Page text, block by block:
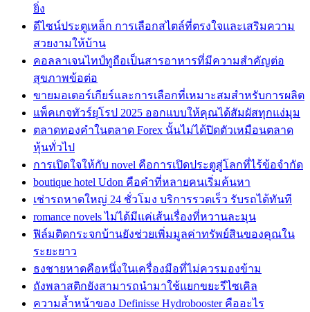
ยิ่ง
ดีไซน์ประตูเหล็ก การเลือกสไตล์ที่ตรงใจและเสริมความ
สวยงามให้บ้าน
คอลลาเจนไทป์ทูถือเป็นสารอาหารที่มีความสำคัญต่อ
สุขภาพข้อต่อ
ขายมอเตอร์เกียร์และการเลือกที่เหมาะสมสำหรับการผลิต
แพ็คเกจทัวร์ยุโรป 2025 ออกแบบให้คุณได้สัมผัสทุกแง่มุม
ตลาดทองคำในตลาด Forex นั้นไม่ได้ปิดตัวเหมือนตลาด
หุ้นทั่วไป
การเปิดใจให้กับ novel คือการเปิดประตูสู่โลกที่ไร้ข้อจำกัด
boutique hotel Udon คือคำที่หลายคนเริ่มค้นหา
เช่ารถหาดใหญ่ 24 ชั่วโมง บริการรวดเร็ว รับรถได้ทันที
romance novels ไม่ได้มีแค่เส้นเรื่องที่หวานละมุน
ฟิล์มติดกระจกบ้านยังช่วยเพิ่มมูลค่าทรัพย์สินของคุณใน
ระยะยาว
ธงชายหาดคือหนึ่งในเครื่องมือที่ไม่ควรมองข้าม
ถังพลาสติกยังสามารถนำมาใช้แยกขยะรีไซเคิล
ความล้ำหน้าของ Definisse Hydrobooster คืออะไร